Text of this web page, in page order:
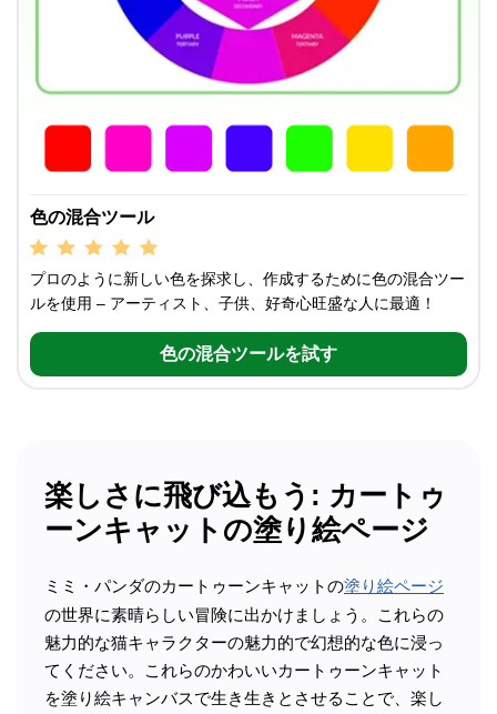
色の混合ツール
プロのように新しい色を探求し、作成するために色の混合ツー
ルを使用 – アーティスト、子供、好奇心旺盛な人に最適！
色の混合ツールを試す
楽しさに飛び込もう: カートゥ
ーンキャットの塗り絵ページ
ミミ・パンダのカートゥーンキャットの塗り絵ページ
の世界に素晴らしい冒険に出かけましょう。これらの
魅力的な猫キャラクターの魅力的で幻想的な色に浸っ
てください。これらのかわいいカートゥーンキャット
を塗り絵キャンバスで生き生きとさせることで、楽し